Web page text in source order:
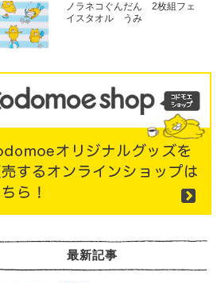
ノラネコぐんだん 2枚組フェ
イスタオル うみ
最新記事